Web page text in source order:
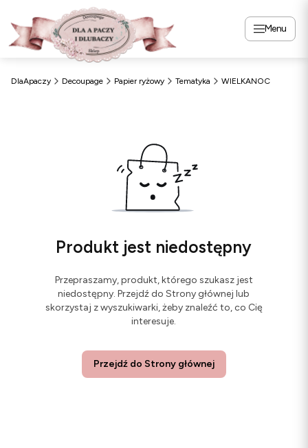
Menu
DlaApaczy Decoupage Papier ryżowy Tematyka WIELKANOC
Produkt jest niedostępny
Przepraszamy, produkt, którego szukasz jest
niedostępny. Przejdź do Strony głównej lub
skorzystaj z wyszukiwarki, żeby znaleźć to, co Cię
interesuje.
Przejdź do Strony głównej